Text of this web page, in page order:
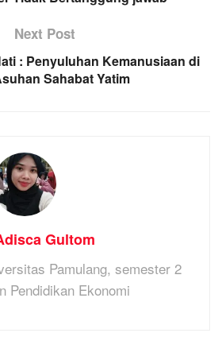
Next Post
: Penyuluhan Kemanusiaan di
Sahabat Yatim
Gultom
Pamulang, semester 2
Pendidikan Ekonomi